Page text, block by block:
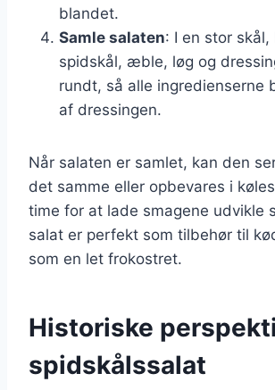
blandet.
Samle salaten: I en stor skål,
spidskål, æble, løg og
rundt, så alle ingredienserne
af dressingen.
Når salaten er samlet, kan den
det samme eller opbevares i
time for at lade smagene udvikle
salat er perfekt som tilbehør til
som en let frokostret.
Historiske
spidskålssalat